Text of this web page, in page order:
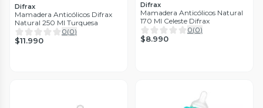
Difrax
Mamadera Anticólicos Difrax
Natural 250 Ml Turquesa
0(0)
$11.990
Difrax
Mamadera Anticólicos Natural
170 Ml Celeste Difrax
0(0)
$8.990